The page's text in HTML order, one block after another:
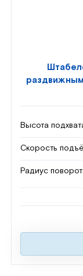
Высота
Скорость
Радиус